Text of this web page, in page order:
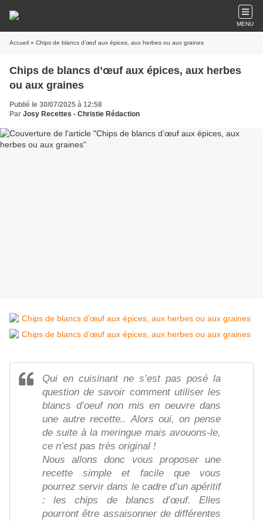
MENU
Accueil » Chips de blancs d’œuf aux épices, aux herbes ou aux graines
Chips de blancs d’œuf aux épices, aux herbes
ou aux graines
Publié le 30/07/2025 à 12:58
Par Josy Recettes - Christie Rédaction
Qui en cuisinant ne s’est pas posé la
question de savoir comment utiliser les
blancs d’oeuf non mis en oeuvre dans
une autre recette.. Alors oui, on pense
de suite à la meringue mais avouons-le,
ce n’est pas très original !
Nous allons donc vous proposer une
recette simple et facile que vous
pourrez servir dans le cadre d’un apéritif
: les chips de blancs d’œuf. Elles
pourront être assaisonner de différentes